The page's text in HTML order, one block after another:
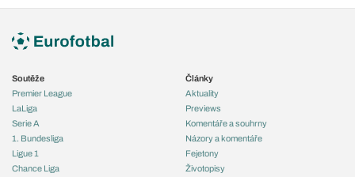
Soutěže
Premier League
LaLiga
Serie A
1. Bundesliga
Ligue 1
Chance Liga
Články
Aktuality
Previews
Komentáře a souhrny
Názory a komentáře
Fejetony
Životopisy